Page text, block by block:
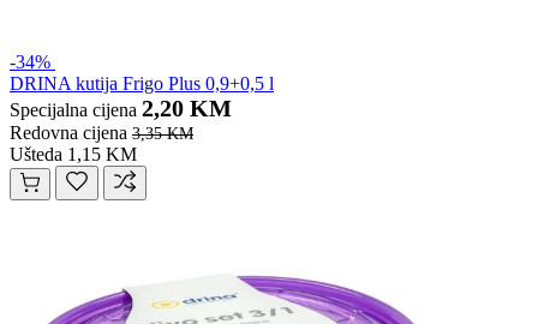
-34%
DRINA kutija Frigo Plus 0,9+0,5 l
Specijalna cijena 2,20 KM
Redovna cijena 3,35 KM
Ušteda 1,15 KM